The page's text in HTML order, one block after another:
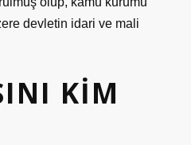
devletin idari ve mali
KIM